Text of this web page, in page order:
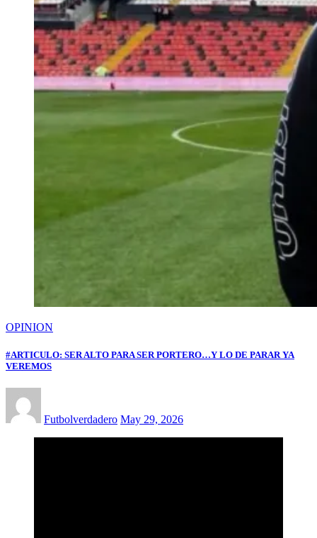
OPINION
#ARTICULO: SER ALTO PARA SER PORTERO…Y LO DE PARAR YA
VEREMOS
Futbolverdadero May 29, 2026